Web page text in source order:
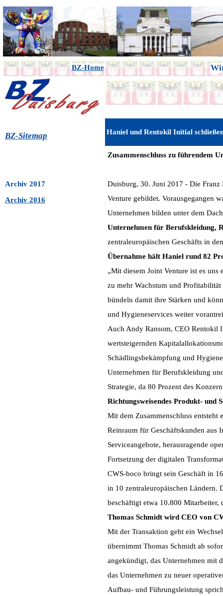
BZ-Home
BZ-Sitemap
Archiv 2017
Archiv 2016
Haniel und Rentokil Initial
Zusammenschluss zu führendem
Duisburg, 30. Juni 2017 - Die
Venture gebildet. Vorausgegangen
Unternehmen bilden unter dem
Unternehmen für Berufskleidung,
zentraleuropäischen Geschäfts in
Übernahme hält Haniel rund 82
„Mit diesem Joint Venture ist es
zu mehr Wachstum und
bündeln damit ihre Stärken und
und Hygieneservices weiter
Auch Andy Ransom, CEO Rentokil
wertsteigernden
Schädlingsbekämpfung und
Unternehmen für Berufskleidung
Strategie, da 80 Prozent des
Richtungsweisendes Produkt- und
Mit dem Zusammenschluss
Reinraum für Geschäftskunden aus
Serviceangebote, herausragende
Fortsetzung der digitalen
CWS-boco bringt sein Geschäft in
in 10 zentraleuropäischen Ländern.
beschäftigt etwa 10.800
Thomas Schmidt wird CEO von
Mit der Transaktion geht ein
übernimmt Thomas Schmidt ab
angekündigt, das Unternehmen mit
das Unternehmen zu neuer
Aufbau- und Führungsleistung